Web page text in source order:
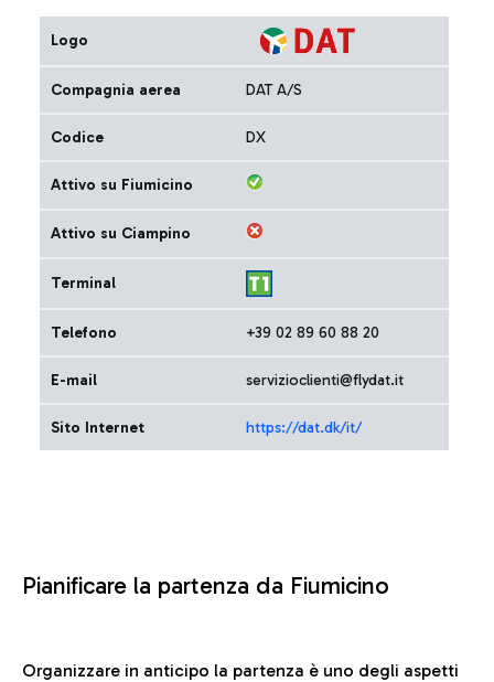
Logo
Compagnia aerea DAT A/S
Codice DX
Attivo su Fiumicino
Attivo su Ciampino
Terminal
Telefono +39 02 89 60 88 20
E-mail servizioclienti@flydat.it
Sito Internet https://dat.dk/it/
Pianificare la partenza da Fiumicino
Organizzare in anticipo la partenza è uno degli aspetti